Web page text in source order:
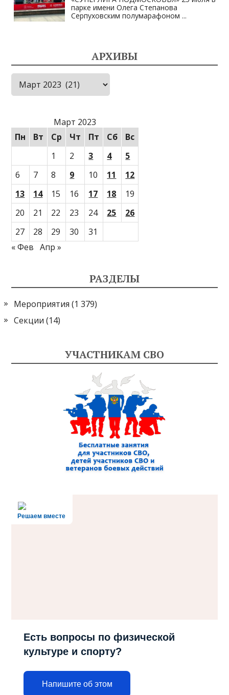
парке имени Олега Степанова
Серпуховским полумарафоном ...
АРХИВЫ
Архивы
Март 2023
Пн
Вт Ср Чт Пт Сб
Вс
1
2 3 4
5
6
7 8 9 10 11
12
13
14 15 16 17 18
19
20
21 22 23 24 25
26
27
28 29 30
31
« Фев
Апр »
РАЗДЕЛЫ
Мероприятия (1 379)
Секции (14)
УЧАСТНИКАМ СВО
Решаем вместе
Есть вопросы по физической
культуре и спорту?
Напишите об этом